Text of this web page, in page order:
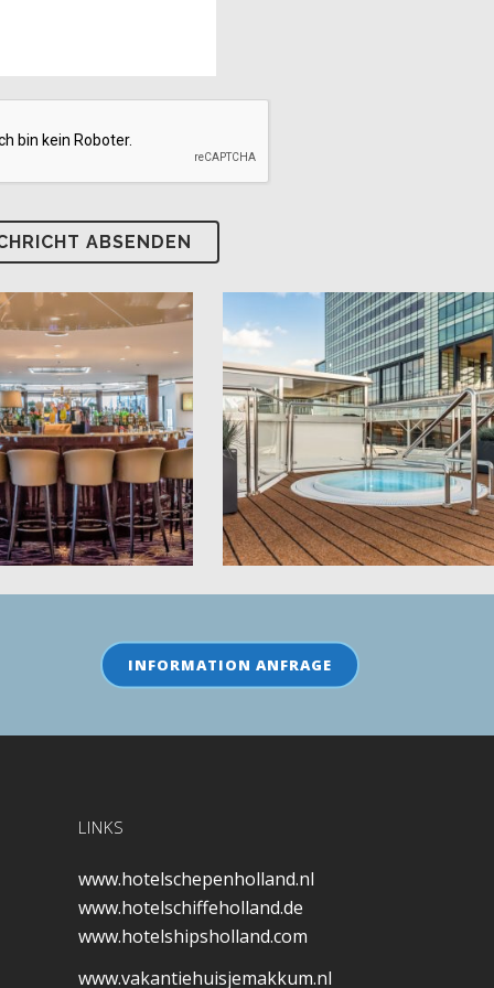
INFORMATION ANFRAGE
LINKS
www.hotelschepenholland.nl
www.hotelschiffeholland.de
www.hotelshipsholland.com
www.vakantiehuisjemakkum.nl